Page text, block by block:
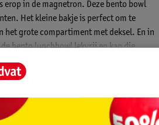
erop in de magnetron. Deze bento bowl
Het kleine bakje is perfect om te
het grote compartiment met deksel. En in
de bento lunchbowl lekvrij en kan die
uitneembare bakjes • Lekdicht: zorgeloos
• Vaatwasmachine- en
zijn ideaal voor onderweg. De Mepal
kan in je tas. Creëer een heerlijke lunch